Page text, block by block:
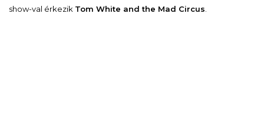
show-val érkezik Tom White and the Mad Circus